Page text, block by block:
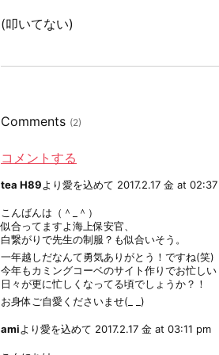
(叩いてない)
Comments (2)
コメントする
tea H89より愛を込めて 2017.2.17 金 at
こんばんは（＾_＾）
似合ってますよ海上保安官、
白繋がりで先生の制服？も似合いそう。
一年越しだなんて勇気ありがとう！ですね(笑)
今年もカミングコーベのサイト作りでお忙しい
日々が更に忙しくなってる頃でしょうか？！
お身体ご自愛くださいませ(_ _)
amiより愛を込めて 2017.2.17 金 at 03:11 pm